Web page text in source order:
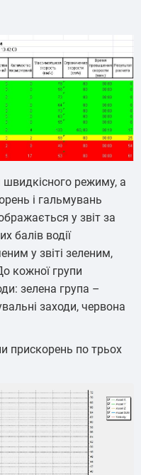
режиму, а
і гальмувань
у звіт за
балів водії
у звіті зеленим,
кожної групи
зелена група –
заходи, червона
прискорень по трьох